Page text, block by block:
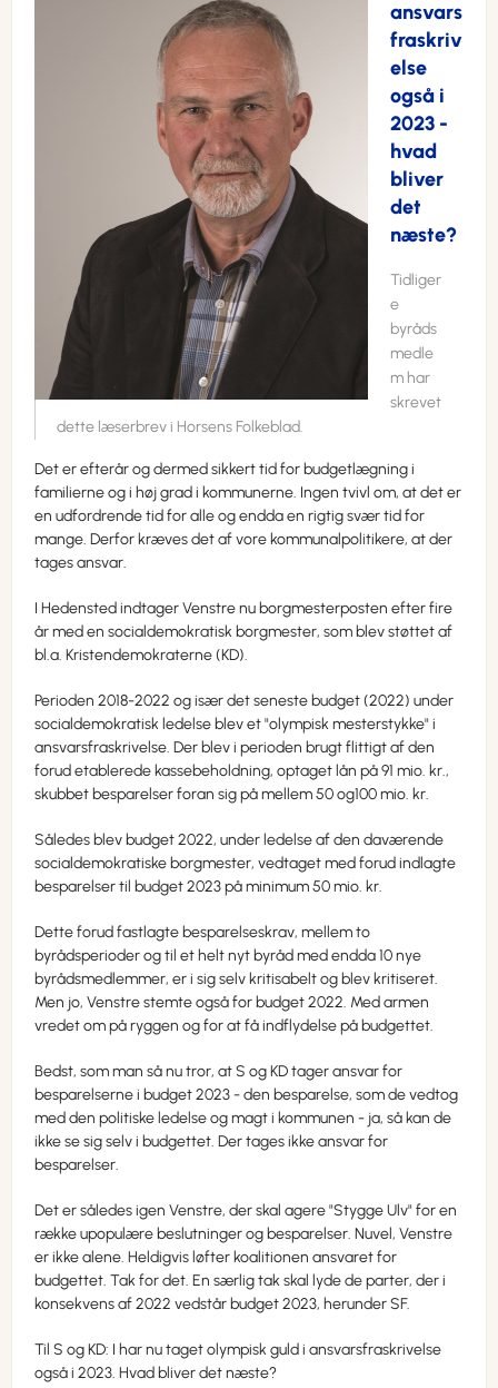
ansvars
fraskriv
else
også i
2023 -
hvad
bliver
det
næste?
Tidliger
e
byråds
medle
m har
skrevet
dette læserbrev i Horsens Folkeblad.
Det er efterår og dermed sikkert tid for budgetlægning i
familierne og i høj grad i kommunerne. Ingen tvivl om, at det er
en udfordrende tid for alle og endda en rigtig svær tid for
mange. Derfor kræves det af vore kommunalpolitikere, at der
tages ansvar.
I Hedensted indtager Venstre nu borgmesterposten efter fire
år med en socialdemokratisk borgmester, som blev støttet af
bl.a. Kristendemokraterne (KD).
Perioden 2018-2022 og især det seneste budget (2022) under
socialdemokratisk ledelse blev et "olympisk mesterstykke" i
ansvarsfraskrivelse. Der blev i perioden brugt flittigt af den
forud etablerede kassebeholdning, optaget lån på 91 mio. kr.,
skubbet besparelser foran sig på mellem 50 og100 mio. kr.
Således blev budget 2022, under ledelse af den daværende
socialdemokratiske borgmester, vedtaget med forud indlagte
besparelser til budget 2023 på minimum 50 mio. kr.
Dette forud fastlagte besparelseskrav, mellem to
byrådsperioder og til et helt nyt byråd med endda 10 nye
byrådsmedlemmer, er i sig selv kritisabelt og blev kritiseret.
Men jo, Venstre stemte også for budget 2022. Med armen
vredet om på ryggen og for at få indflydelse på budgettet.
Bedst, som man så nu tror, at S og KD tager ansvar for
besparelserne i budget 2023 - den besparelse, som de vedtog
med den politiske ledelse og magt i kommunen - ja, så kan de
ikke se sig selv i budgettet. Der tages ikke ansvar for
besparelser.
Det er således igen Venstre, der skal agere "Stygge Ulv" for en
række upopulære beslutninger og besparelser. Nuvel, Venstre
er ikke alene. Heldigvis løfter koalitionen ansvaret for
budgettet. Tak for det. En særlig tak skal lyde de parter, der i
konsekvens af 2022 vedstår budget 2023, herunder SF.
Til S og KD: I har nu taget olympisk guld i ansvarsfraskrivelse
også i 2023. Hvad bliver det næste?